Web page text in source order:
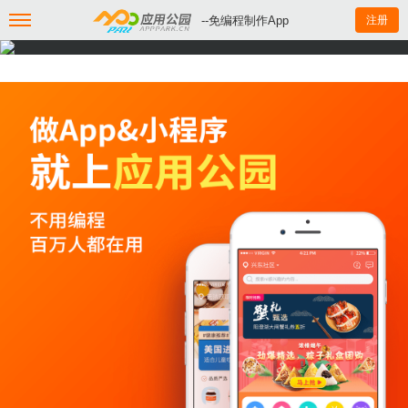
--免编程制作App 注册